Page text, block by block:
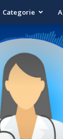
Categorie